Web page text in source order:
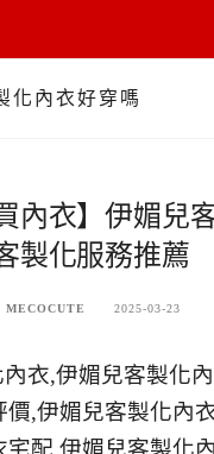
化內衣好穿嗎
內衣】伊媚兒
製化服務推薦
MECOCUTE 2025-03-23